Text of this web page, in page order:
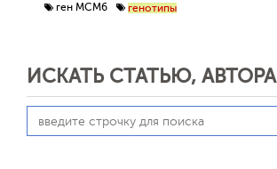
ген MCM6
генотипы
ИСКАТЬ СТАТЬЮ, АВТОРА